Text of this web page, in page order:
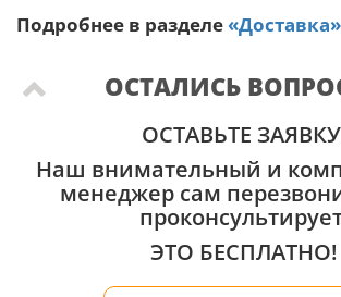
Подробнее в разделе
ОСТАЛИСЬ
ОСТАВЬТЕ
Наш внимательный и
менеджер сам
ЭТО БЕСПЛАТНО!